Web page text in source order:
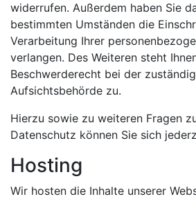
widerrufen. Außerdem haben Sie
bestimmten Umständen die
Verarbeitung Ihrer
verlangen. Des Weiteren steht
Beschwerderecht bei der
Aufsichtsbehörde zu.
Hierzu sowie zu weiteren Fragen
Datenschutz können Sie sich
Hosting
Wir hosten die Inhalte unserer